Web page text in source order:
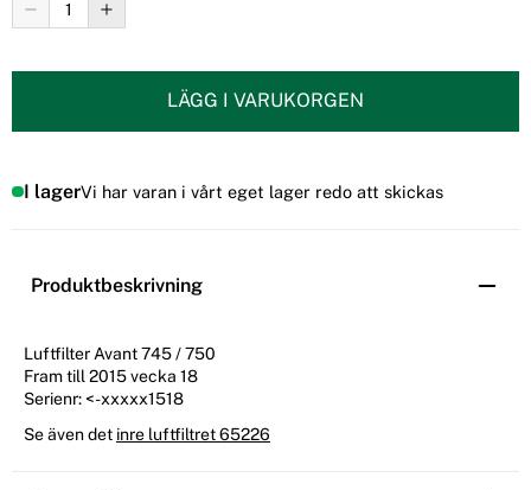
LÄGG I VARUKORGEN
I lagerVi har varan i vårt eget lager redo att skickas
Produktbeskrivning
Luftfilter Avant 745 / 750
Fram till 2015 vecka 18
Serienr: <-xxxxx1518
Se även det inre luftfiltret 65226